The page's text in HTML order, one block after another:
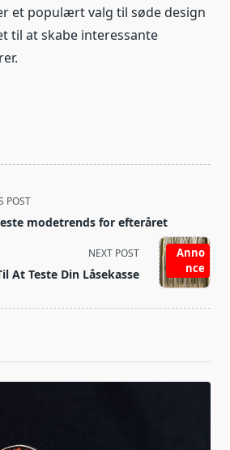
et populært valg til søde design
til at skabe interessante
POST
modetrends for efteråret
Anno
nce
NEXT POST
At Teste Din Låsekasse